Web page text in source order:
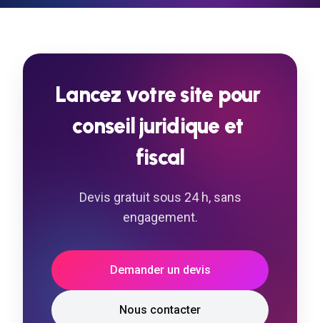
Lancez votresite pour
conseiljuridique et
fiscal
Devis gratuit sous 24 h, sans
engagement.
Demander un devis
Nous contacter